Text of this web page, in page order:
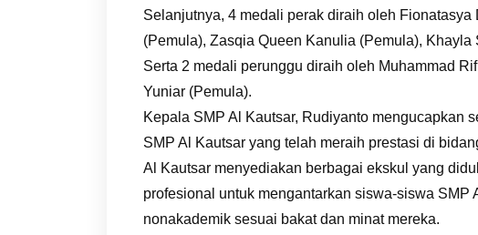
Selanjutnya, 4 medali perak diraih oleh
(Pemula), Zasqia Queen Kanulia (Pemula), Khayla
Serta 2 medali perunggu diraih oleh Muhammad
Yuniar (Pemula).
Kepala SMP Al Kautsar, Rudiyanto mengucapkan
SMP Al Kautsar yang telah meraih prestasi di
Al Kautsar menyediakan berbagai ekskul yang
profesional untuk mengantarkan siswa-siswa SMP
nonakademik sesuai bakat dan minat mereka.